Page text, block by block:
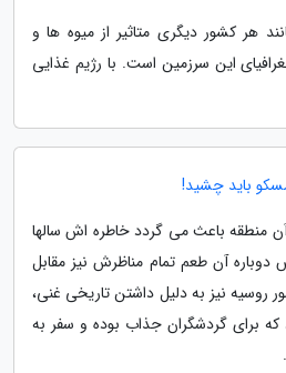
هر کشور دیگری متاثیر از میوه ها و
این سرزمین است. با رژیم غذایی
باید چشید!
منطقه باعث می گردد خاطره اش سالها
دوباره آن طعم تمام مناظرش نیز مقابل
روسیه نیز به دلیل داشتن تاریخی غنی،
که برای گردشگران جذاب بوده و سفر به